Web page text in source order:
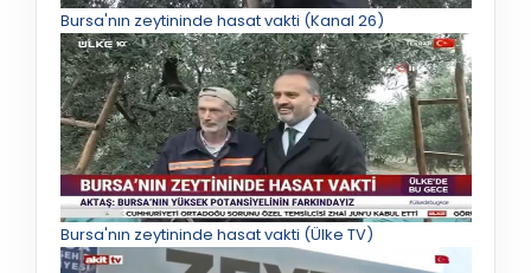
Bursa'nın zeytininde hasat vakti (Kanal 26)
Bursa'nın zeytininde hasat vakti (Ülke TV)